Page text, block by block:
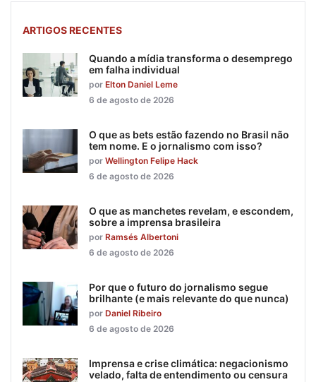
ARTIGOS RECENTES
Quando a mídia transforma o desemprego
em falha individual
por Elton Daniel Leme
6 de agosto de 2026
O que as bets estão fazendo no Brasil não
tem nome. E o jornalismo com isso?
por Wellington Felipe Hack
6 de agosto de 2026
O que as manchetes revelam, e escondem,
sobre a imprensa brasileira
por Ramsés Albertoni
6 de agosto de 2026
Por que o futuro do jornalismo segue
brilhante (e mais relevante do que nunca)
por Daniel Ribeiro
6 de agosto de 2026
Imprensa e crise climática: negacionismo
velado, falta de entendimento ou censura